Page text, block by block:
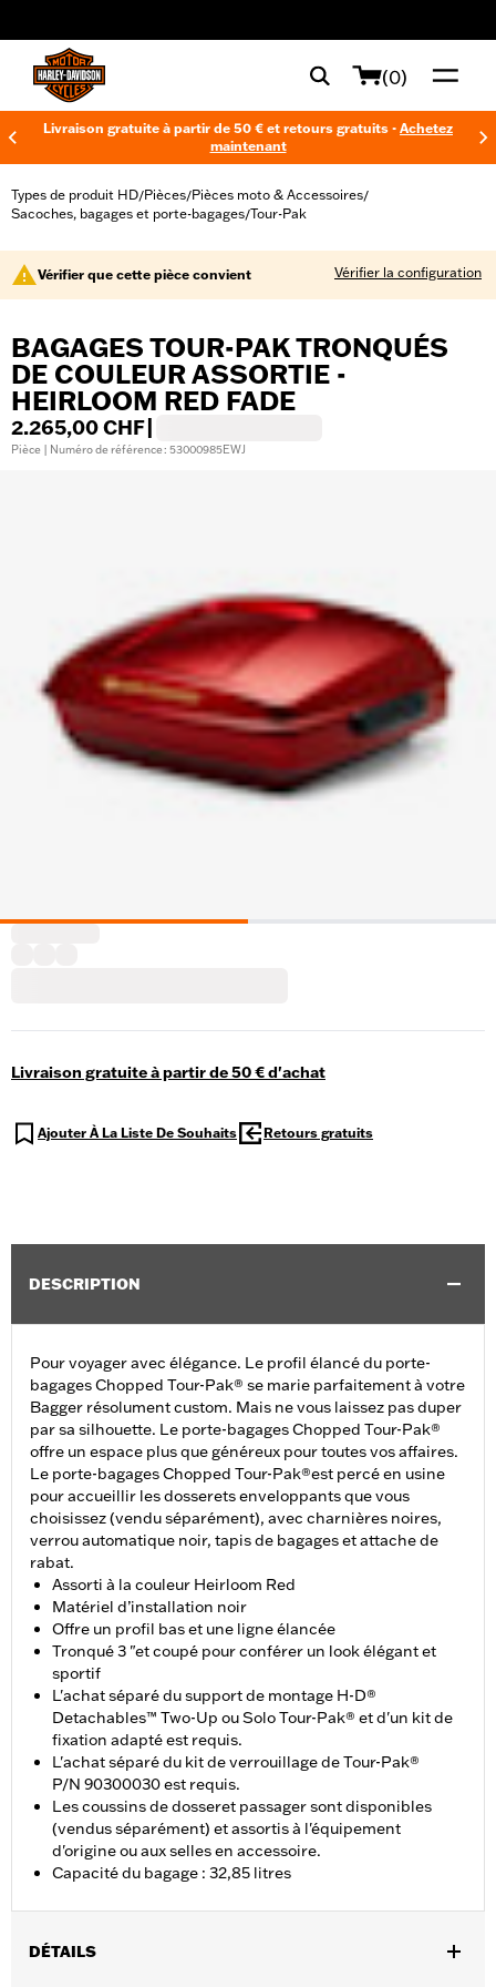
(0)
Livraison gratuite à partir de 50 € et retours gratuits - Achetez
maintenant
Types de produit HD/Pièces/Pièces moto & Accessoires/
Sacoches, bagages et porte-bagages/Tour-Pak
Vérifier que cette pièce convient Vérifier la configuration
BAGAGES TOUR-PAK TRONQUÉS
DE COULEUR ASSORTIE -
HEIRLOOM RED FADE
2.265,00 CHF
Pièce | Numéro de référence : 53000985EWJ
Livraison gratuite à partir de 50 € d'achat
Ajouter À La Liste De Souhaits Retours gratuits
DESCRIPTION
Pour voyager avec élégance. Le profil élancé du porte-
bagages Chopped Tour-Pak® se marie parfaitement à votre
Bagger résolument custom. Mais ne vous laissez pas duper
par sa silhouette. Le porte-bagages Chopped Tour-Pak®
offre un espace plus que généreux pour toutes vos affaires.
Le porte-bagages Chopped Tour-Pak®est percé en usine
pour accueillir les dosserets enveloppants que vous
choisissez (vendu séparément), avec charnières noires,
verrou automatique noir, tapis de bagages et attache de
rabat.
Assorti à la couleur Heirloom Red
Matériel d’installation noir
Offre un profil bas et une ligne élancée
Tronqué 3 "et coupé pour conférer un look élégant et
sportif
L'achat séparé du support de montage H-D®
Detachables™ Two-Up ou Solo Tour-Pak® et d'un kit de
fixation adapté est requis.
L'achat séparé du kit de verrouillage de Tour-Pak®
P/N 90300030 est requis.
Les coussins de dosseret passager sont disponibles
(vendus séparément) et assortis à l'équipement
d'origine ou aux selles en accessoire.
Capacité du bagage : 32,85 litres
DÉTAILS